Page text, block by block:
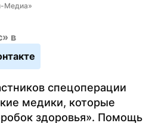
Медиа»
в
спецоперации
медики, которые
здоровья». Помощь